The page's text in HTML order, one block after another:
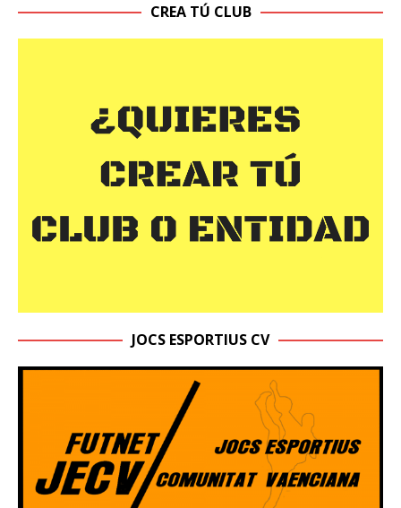
CREA TÚ CLUB
JOCS ESPORTIUS CV